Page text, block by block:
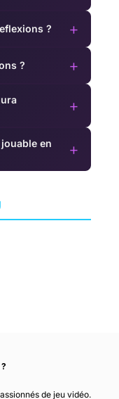
? +
? +
+
en
+
de jeu vidéo.